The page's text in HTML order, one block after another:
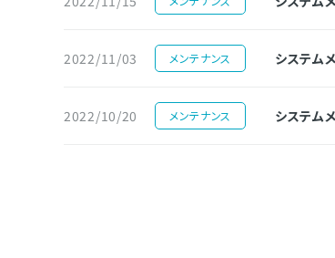
2022/11/03 メンテナンス システム
2022/10/20 メンテナンス システム